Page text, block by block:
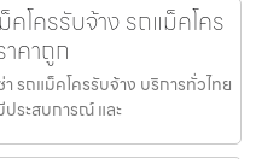
คโครรับจ้าง รถแม็คโคร
คาถูก
า รถแม็คโครรับจ้าง บริการทั่วไทย
ระสบการณ์ และ